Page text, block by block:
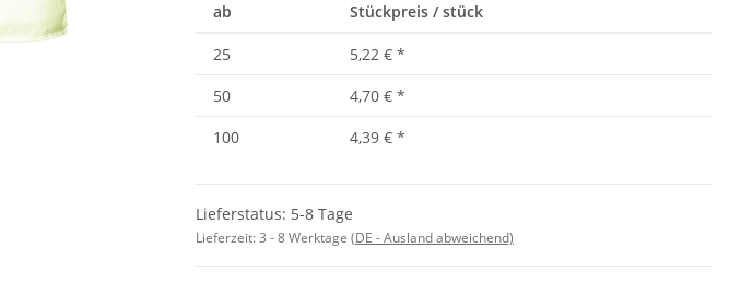
ab Stückpreis / stück
25 5,22 € *
50
4,70 € *
100
4,39 € *
Lieferstatus: 5-8 Tage
Lieferzeit:3 - 8 Werktage (DE - Ausland abweichend)